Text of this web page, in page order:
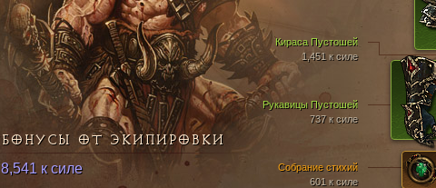
Кираса Пустошей
1,451 к силе
Рукавицы Пустошей
737 к силе
Собрание стихий
601 к силе
БОНУСЫ ОТ ЭКИПИРОВКИ
8,541 к силе